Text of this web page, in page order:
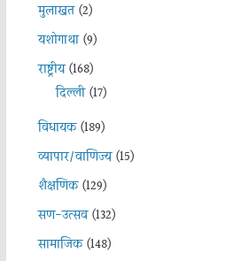
मुलाखत(2)
यशोगाथा(9)
राष्ट्रीय(168)
दिल्ली(17)
विधायक(189)
व्यापार/वाणिज्य(15)
शैक्षणिक(129)
सण-उत्सव(132)
सामाजिक(148)